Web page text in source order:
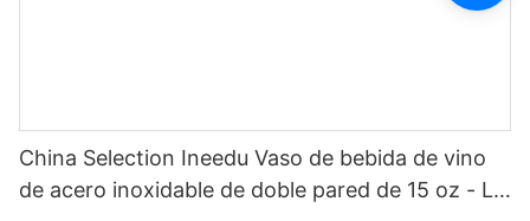
China Selection Ineedu Vaso de bebida de vino
de acero inoxidable de doble pared de 15 oz - La